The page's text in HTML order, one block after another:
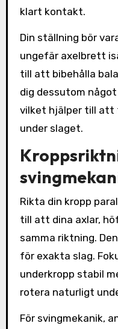
klart kontakt.
Din ställning bör
ungefär axelbrett
till att bibehålla
dig dessutom
vilket hjälper till
under slaget.
Rikta din kropp
till att dina axlar,
samma riktning.
för exakta slag.
underkropp stabil
rotera naturligt
För svingmekanik,